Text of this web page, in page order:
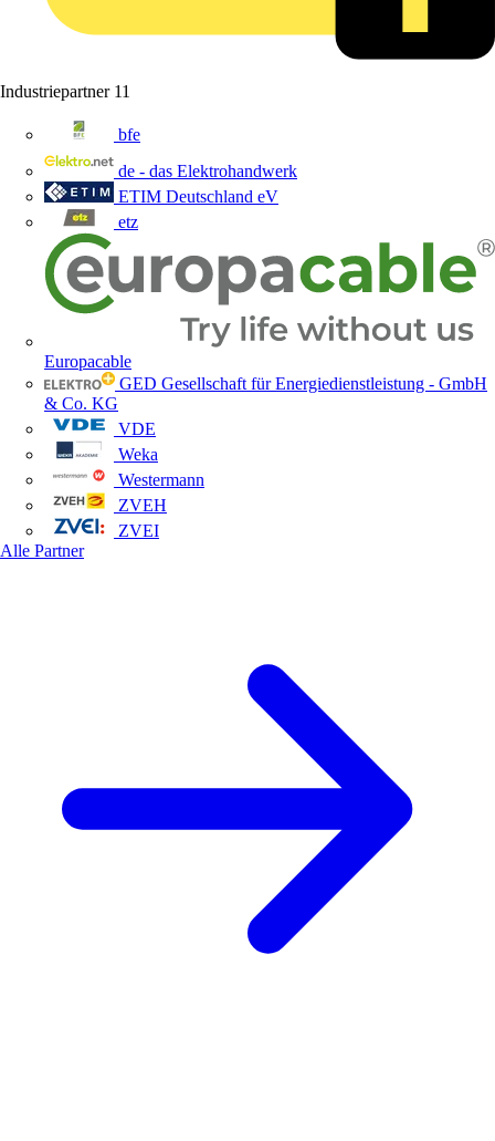
Industriepartner 11
bfe
de - das Elektrohandwerk
ETIM Deutschland eV
etz
Europacable
GED Gesellschaft für Energiedienstleistung - GmbH
& Co. KG
VDE
Weka
Westermann
ZVEH
ZVEI
Alle Partner